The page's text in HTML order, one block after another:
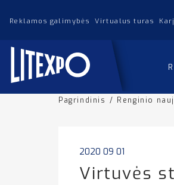
Reklamos galimybės Virtualus turas
Pagrindinis / Renginio
2020 09 01
Virtuvės